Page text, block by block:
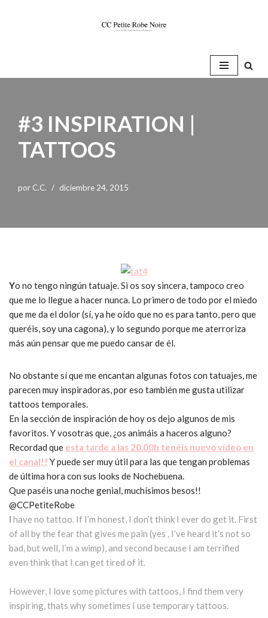
#3 INSPIRATION |
TATTOOS
por C.C. diciembre 24, 2015
Yo no tengo ningún tatuaje. Si os soy sincera, tampoco creo
que me lo llegue a hacer nunca. Lo primero de todo por el miedo
que me da el dolor (sí, ya he oído que no es para tanto, pero que
queréis, soy una cagona), y lo segundo porque me aterroriza
más aún pensar que me puedo cansar de él.
No obstante sí que me encantan algunas fotos con tatuajes, me
parecen muy inspiradoras, por eso también me gusta utilizar
tattoos temporales.
En la sección de inspiración de hoy os dejo algunos de mis
favoritos. Y vosotras que, ¿os animáis a haceros alguno?
Recordad que esta tarde a las 20.00h tenéis nuevo vídeo en
el canal!! Y puede ser muy útil para las que tengan problemas
de última hora con sus looks de Nochebuena.
Que paséis una noche genial, muchísimos besos!!
@CCPetiteRobe
I have no tattoo. If I’m honest, I don’t think I ever do get it. First
of all by the fear that gives me pain (yes , I’ve heard it’s not so
bad, but well, I’m a wimp), and second because I am terrified
even think that I can get tired of it.
However, I love some pictures with tattoos, I find them very
inspiring, thats why sometimes I use temporary tattoos.